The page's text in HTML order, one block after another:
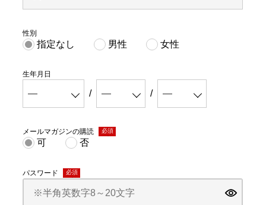
性別
指定なし 男性 女性
生年月日
メールマガジンの購読
可 否
パスワード
(必
須)